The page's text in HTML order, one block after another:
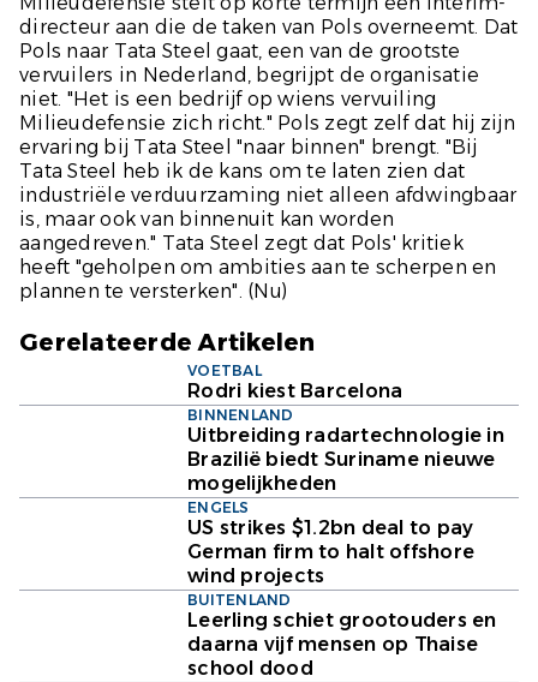
directeur aan die de taken van Pols overneemt. Dat
Pols naar Tata Steel gaat, een van de grootste
vervuilers in Nederland, begrijpt de organisatie
niet. "Het is een bedrijf op wiens vervuiling
Milieudefensie zich richt." Pols zegt zelf dat hij zijn
ervaring bij Tata Steel "naar binnen" brengt. "Bij
Tata Steel heb ik de kans om te laten zien dat
industriële verduurzaming niet alleen afdwingbaar
is, maar ook van binnenuit kan worden
aangedreven." Tata Steel zegt dat Pols' kritiek
heeft "geholpen om ambities aan te scherpen en
plannen te versterken". (Nu)
Gerelateerde Artikelen
VOETBAL
Rodri kiest Barcelona
BINNENLAND
Uitbreiding radartechnologie in
Brazilië biedt Suriname nieuwe
mogelijkheden
ENGELS
US strikes $1.2bn deal to pay
German firm to halt offshore
wind projects
BUITENLAND
Leerling schiet grootouders en
daarna vijf mensen op Thaise
school dood